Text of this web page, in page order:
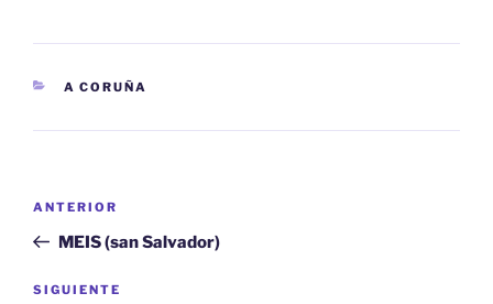
CATEGORÍAS
A CORUÑA
entradas
Entrada
anterior:
ANTERIOR
MEIS (san Salvador)
Siguiente
SIGUIENTE